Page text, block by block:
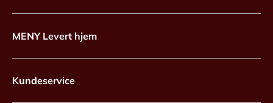
MENY Levert hjem
Kundeservice